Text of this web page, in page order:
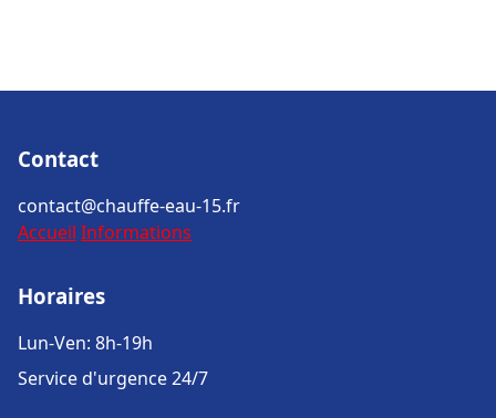
Contact
contact@chauffe-eau-15.fr
Accueil Informations
Horaires
Lun-Ven: 8h-19h
Service d'urgence 24/7